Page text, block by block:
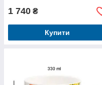
1 740 ₴
Купити